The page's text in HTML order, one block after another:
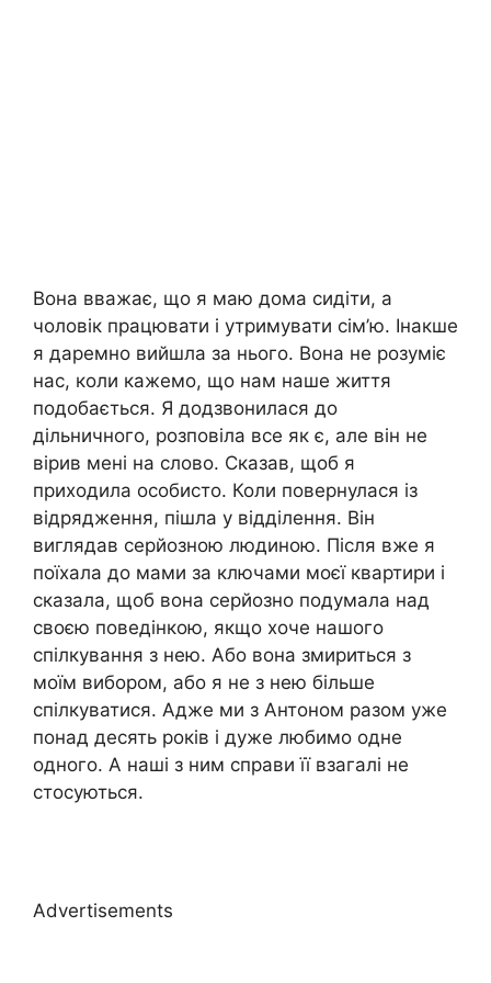
Вона вважає, що я маю дома сидіти, а
чоловік працювати і утримувати сім’ю. Інакше
я даремно вийшла за нього. Вона не розуміє
нас, коли кажемо, що нам наше життя
подобається. Я додзвонилася до
дільничного, розповіла все як є, але він не
вірив мені на слово. Сказав, щоб я
приходила особисто. Коли повернулася із
відрядження, пішла у відділення. Він
виглядав серйозною людиною. Після вже я
поїхала до мами за ключами моєї квартири і
сказала, щоб вона серйозно подумала над
своєю поведінкою, якщо хоче нашого
спілкування з нею. Або вона змириться з
моїм вибором, або я не з нею більше
спілкуватися. Адже ми з Антоном разом уже
понад десять років і дуже любимо одне
одного. А наші з ним справи її взагалі не
стосуються.
Advertisements